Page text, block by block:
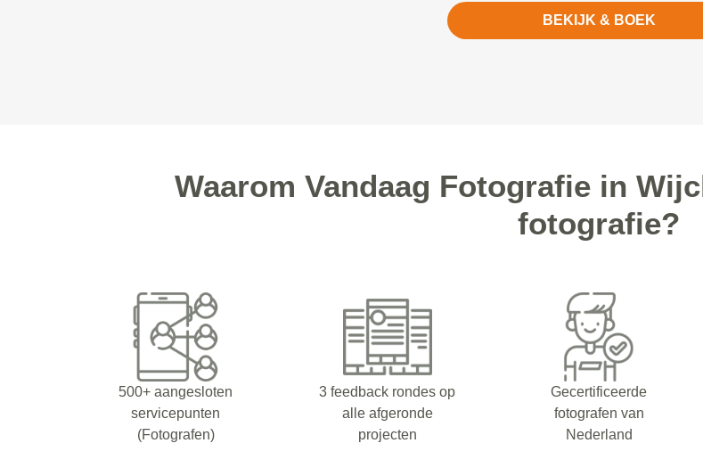
BEKIJK & BOEK
Waarom Vandaag Fotografie in
fotografie?
500+ aangesloten
servicepunten
(Fotografen)
3 feedback rondes op
alle afgeronde
projecten
Gecertificeerde
fotografen van
Nederland